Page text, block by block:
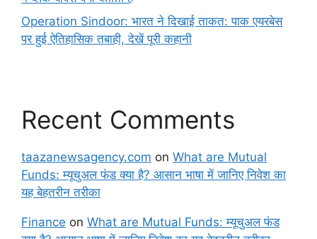
Operation Sindoor: भारत ने दिखाई ताकत: पाक एयरबेस
पर हुई ऐतिहासिक तबाही, देखें पूरी कहानी
Recent Comments
taazanewsagency.com on What are Mutual
Funds: म्यूचुअल फंड क्या है? आसान भाषा में जानिए निवेश का
यह बेहतरीन तरीका
Finance on What are Mutual Funds: म्यूचुअल फंड